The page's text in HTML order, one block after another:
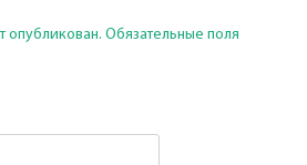
опубликован. Обязательные поля